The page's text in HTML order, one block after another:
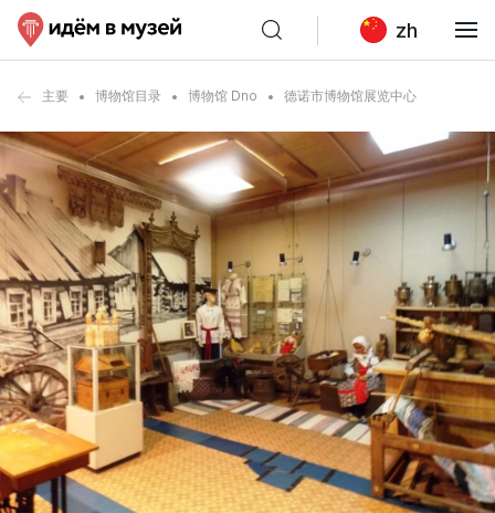
zh
主要 博物馆目录 博物馆 Dno 德诺市博物馆展览中心